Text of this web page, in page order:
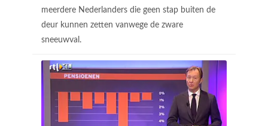
meerdere Nederlanders die geen stap buiten de
deur kunnen zetten vanwege de zware
sneeuwval.